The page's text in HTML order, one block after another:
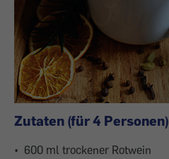
Zutaten (für 4 Personen)
• 600 ml trockener Rotwein